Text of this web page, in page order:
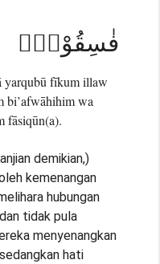
فٰسِقُوْنَۚ
yarqubū fīkum illaw
bi’afwāhihim wa
fāsiqūn(a).
demikian,)
kemenangan
hubungan
tidak pula
menyenangkan
hati